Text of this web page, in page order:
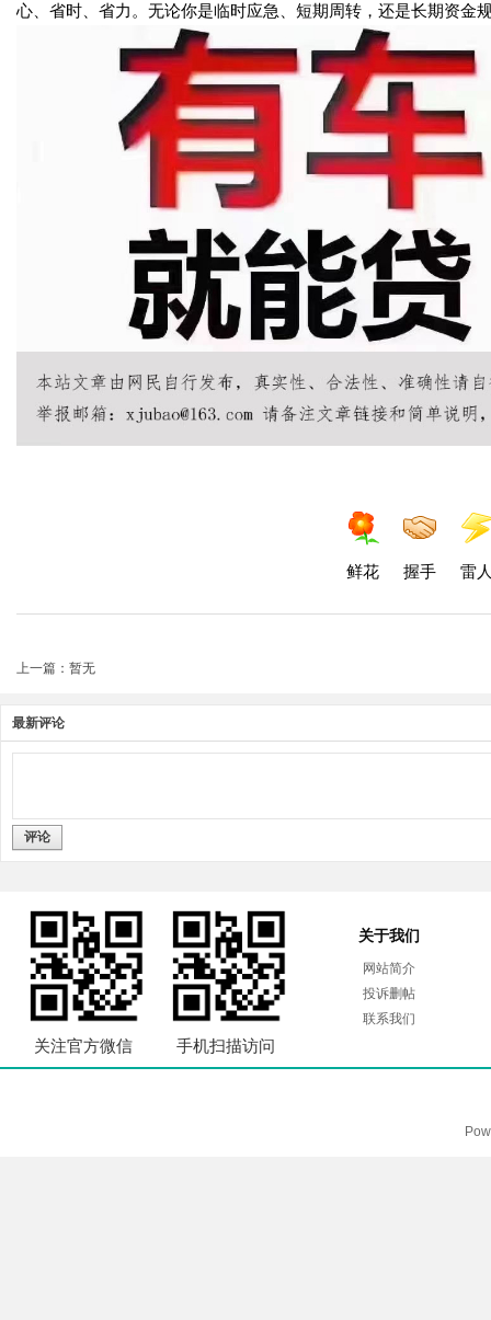
心、省时、省力。无论你是临时应急、短期周转，还是长期资金
鲜花 握手 雷
上一篇：暂无
最新评论
评论
关注官方微信 手机扫描访问
关于我们
网站简介
投诉删帖
联系我们